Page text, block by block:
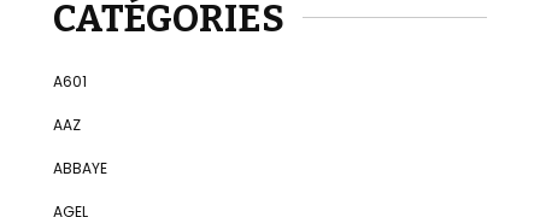
CATÉGORIES
A601
AAZ
ABBAYE
AGEL